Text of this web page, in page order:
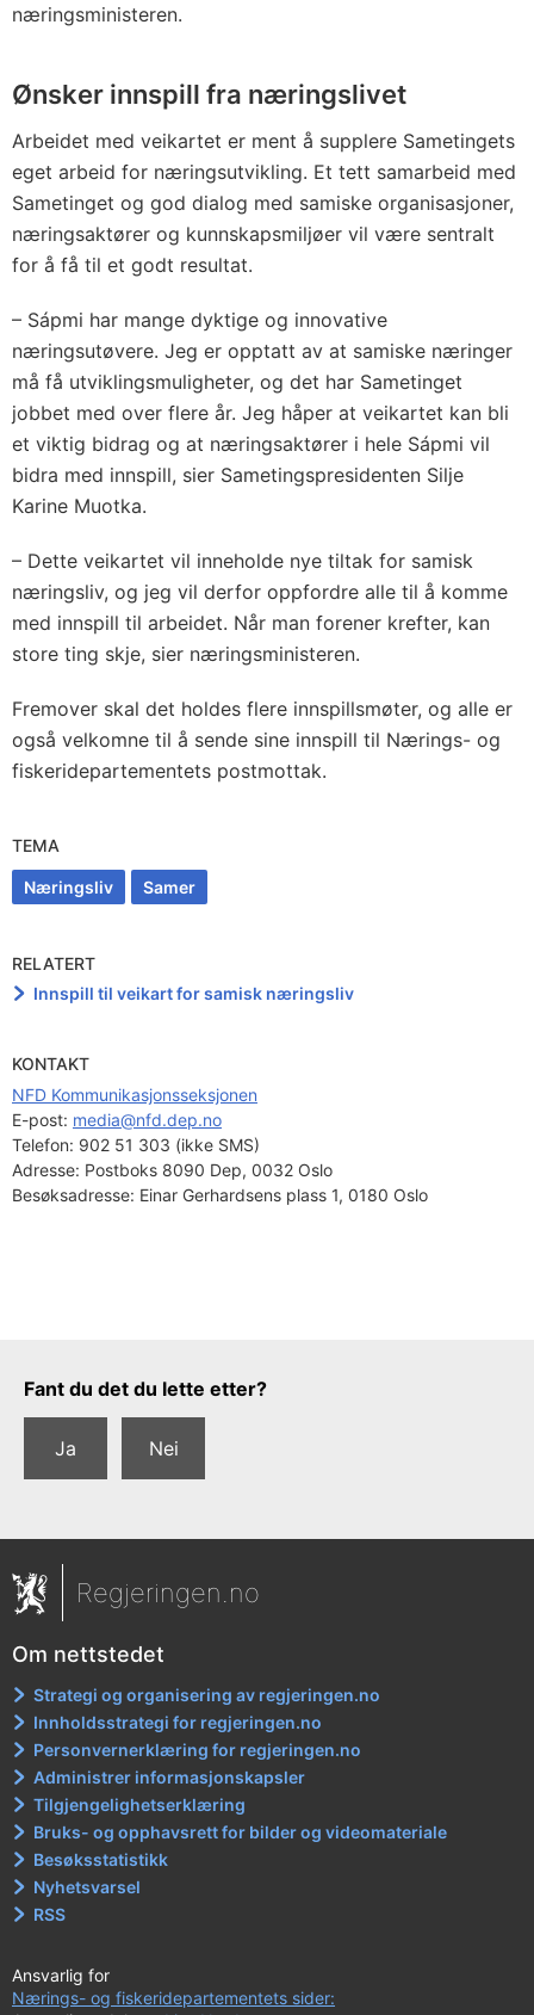
næringsministeren.
Ønsker innspill fra næringslivet
Arbeidet med veikartet er ment å supplere Sametingets
eget arbeid for næringsutvikling. Et tett samarbeid med
Sametinget og god dialog med samiske organisasjoner,
næringsaktører og kunnskapsmiljøer vil være sentralt
for å få til et godt resultat.
– Sápmi har mange dyktige og innovative
næringsutøvere. Jeg er opptatt av at samiske næringer
må få utviklingsmuligheter, og det har Sametinget
jobbet med over flere år. Jeg håper at veikartet kan bli
et viktig bidrag og at næringsaktører i hele Sápmi vil
bidra med innspill, sier Sametingspresidenten Silje
Karine Muotka.
– Dette veikartet vil inneholde nye tiltak for samisk
næringsliv, og jeg vil derfor oppfordre alle til å komme
med innspill til arbeidet. Når man forener krefter, kan
store ting skje, sier næringsministeren.
Fremover skal det holdes flere innspillsmøter, og alle er
også velkomne til å sende sine innspill til Nærings- og
fiskeridepartementets postmottak.
TEMA
Næringsliv Samer
RELATERT
Innspill til veikart for samisk næringsliv
KONTAKT
NFD Kommunikasjonsseksjonen
E-post: media@nfd.dep.no
Telefon: 902 51 303 (ikke SMS)
Adresse: Postboks 8090 Dep, 0032 Oslo
Besøksadresse: Einar Gerhardsens plass 1, 0180 Oslo
Tilbakemeldingsskjema
Fant du det du lette etter?
Ja Nei
Regjeringen.no
Om nettstedet
Strategi og organisering av regjeringen.no
Innholdsstrategi for regjeringen.no
Personvernerklæring for regjeringen.no
Administrer informasjonskapsler
Tilgjengelighetserklæring
Bruks- og opphavsrett for bilder og videomateriale
Besøksstatistikk
Nyhetsvarsel
RSS
Ansvarlig for
Nærings- og fiskeridepartementets sider: